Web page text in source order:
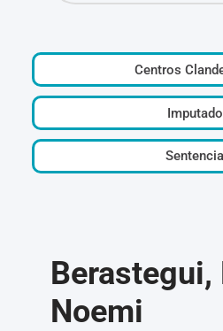
Centros
Berastegui,
Noemi